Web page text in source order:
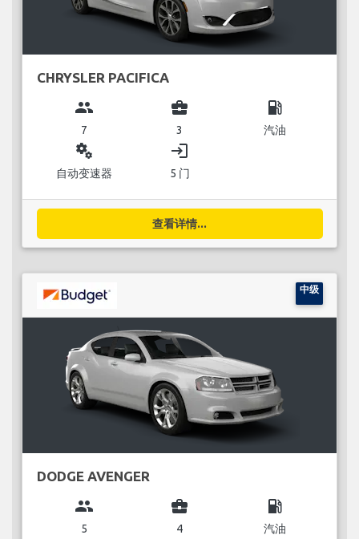
CHRYSLER PACIFICA
group
7
business_center
3
local_gas_station
汽油
miscellaneous_services
自动变速器
login
5 门
查看详情...
中级
DODGE AVENGER
group
5
business_center
4
local_gas_station
汽油